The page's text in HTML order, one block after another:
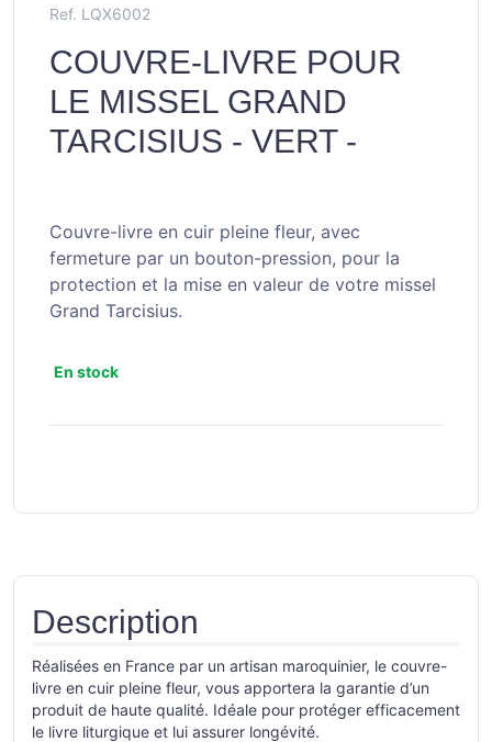
Ref. LQX6002
COUVRE-LIVRE POUR
LE MISSEL GRAND
TARCISIUS - VERT -
Couvre-livre en cuir pleine fleur, avec
fermeture par un bouton-pression, pour la
protection et la mise en valeur de votre missel
Grand Tarcisius.
En stock
Description
Réalisées en France par un artisan maroquinier, le couvre-
livre en cuir pleine fleur, vous apportera la garantie d’un
produit de haute qualité. Idéale pour protéger efficacement
le livre liturgique et lui assurer longévité.